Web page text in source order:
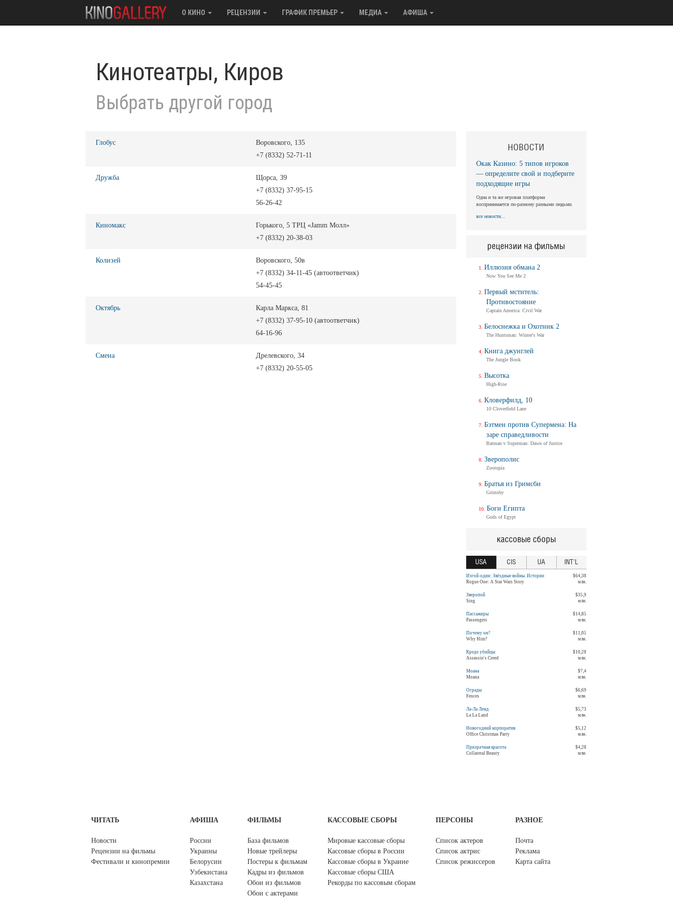
О КИНО РЕЦЕНЗИИ ГРАФИК ПРЕМЬЕР МЕДИА АФИША
Кинотеатры, Киров
Выбрать другой город
Глобус
Воровского, 135
+7 (8332) 52-71-11
Дружба
Щорса, 39
+7 (8332) 37-95-15
56-26-42
Киномакс
Горького, 5 ТРЦ «Jamm Молл»
+7 (8332) 20-38-03
Колизей
Воровского, 50в
+7 (8332) 34-11-45 (автоответчик)
54-45-45
Октябрь
Карла Маркса, 81
+7 (8332) 37-95-10 (автоответчик)
64-16-96
Смена
Дрелевского, 34
+7 (8332) 20-55-05
НОВОСТИ
Окак Казино: 5 типов игроков
— определите свой и подберите
подходящие игры
Одна и та же игровая платформа
воспринимается по-разному разными людьми.
все новости...
рецензии на фильмы
Иллюзия обмана 2
Now You See Me 2
Первый мститель:
Противостояние
Captain America: Civil War
Белоснежка и Охотник 2
The Huntsman: Winter's War
Книга джунглей
The Jungle Book
Высотка
High-Rise
Кловерфилд, 10
10 Cloverfield Lane
Бэтмен против Супермена: На
заре справедливости
Batman v Superman: Dawn of Justice
Зверополис
Zootopia
Братья из Гримсби
Grimsby
Боги Египта
Gods of Egypt
кассовые сборы
USA CIS UA INT'L
Изгой-один: Звёздные войны. Истории
Rogue One: A Star Wars Story
$64,38
млн.
Зверопой
Sing
$35,9
млн.
Пассажиры
Passengers
$14,85
млн.
Почему он?
Why Him?
$11,05
млн.
Кредо убийцы
Assassin's Creed
$10,28
млн.
Моана
Moana
$7,4
млн.
Ограды
Fences
$6,69
млн.
Ла-Ла Ленд
La La Land
$5,73
млн.
Новогодний корпоратив
Office Christmas Party
$5,12
млн.
Призрачная красота
Collateral Beauty
$4,28
млн.
ЧИТАТЬ
Новости
Рецензии на фильмы
Фестивали и кинопремии
АФИША
России
Украины
Белорусии
Узбекистана
Казахстана
ФИЛЬМЫ
База фильмов
Новые трейлеры
Постеры к фильмам
Кадры из фильмов
Обои из фильмов
Обои с актерами
КАССОВЫЕ СБОРЫ
Мировые кассовые сборы
Кассовые сборы в России
Кассовые сборы в Украине
Кассовые сборы США
Рекорды по кассовым сборам
ПЕРСОНЫ
Список актеров
Список актрис
Список режиссеров
РАЗНОЕ
Почта
Реклама
Карта сайта